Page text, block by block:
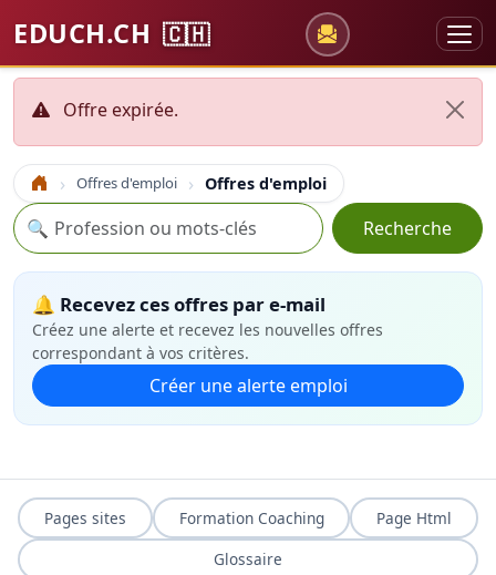
EDUCH.CH 🇨🇭
Offre expirée.
Accueil Offres d'emploi Offres d'emploi
Recherche
🔍 Recherche
🔔 Recevez ces offres par e-mail
Créez une alerte et recevez les nouvelles offres
correspondant à vos critères.
Créer une alerte emploi
Pages sites Formation Coaching
Page Html
Glossaire